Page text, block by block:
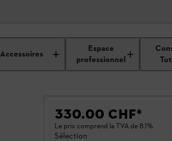
Accessoires
Espace
professionnel
330.00 CHF*
Le prix comprend la TVA de 8.1%.
Sélection